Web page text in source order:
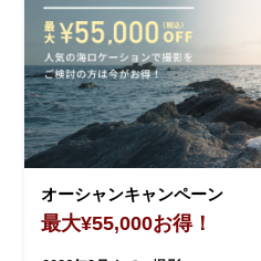
オーシャンキャンペーン
最大¥55,000お得！